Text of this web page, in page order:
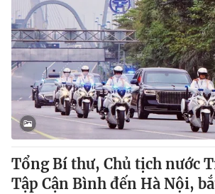
Tổng Bí thư, Chủ tịch nước
Tập Cận Bình đến Hà Nội,